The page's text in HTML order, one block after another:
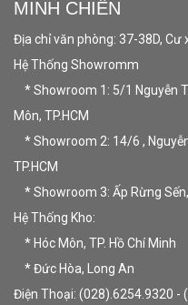
MINH CHIẾN
Địa chỉ văn phòng: 37-38D, Cư
Hệ Thống Showromm
* Showroom 1: 5/1 Nguyễn
Môn, TP.HCM
* Showroom 2: 14/6 ,
TP.HCM
* Showroom 3: Ấp Rừng
Hệ Thống Kho:
* Hóc Môn, TP. Hồ Chí Minh
* Đức Hòa, Long An
Điện Thoại: (028).6254.9320 -